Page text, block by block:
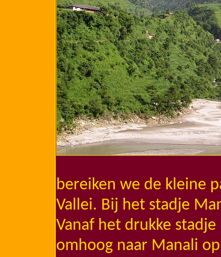
bereiken we de kleine
Vallei. Bij het stadje
Vanaf het drukke
omhoog naar Manali